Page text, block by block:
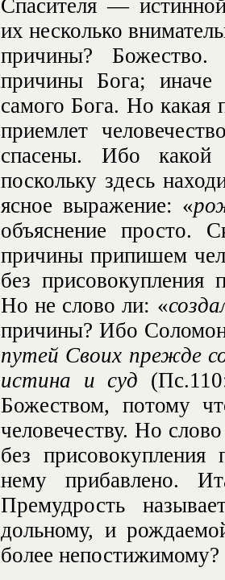
Спасителя —
их несколько
причины?
причины Бога; иначе
самого Бога. Но какая
приемлет
спасены. Ибо
поскольку здесь
ясное выражение: «
объяснение просто.
причины припишем
без
Но не слово ли: «
причины? Ибо
путей Своих прежде
истина и суд
Божеством, потому
человечеству. Но
без
нему прибавлено.
Премудрость
дольному, и
более непостижимому?